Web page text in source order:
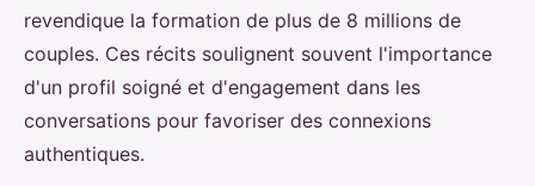
revendique la formation de plus de 8 millions de
couples. Ces récits soulignent souvent l'importance
d'un profil soigné et d'engagement dans les
conversations pour favoriser des connexions
authentiques.